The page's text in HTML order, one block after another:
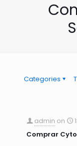
Categories
admin on
Comprar